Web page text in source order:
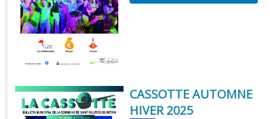
CASSOTTE AUTOMNE
HIVER 2025